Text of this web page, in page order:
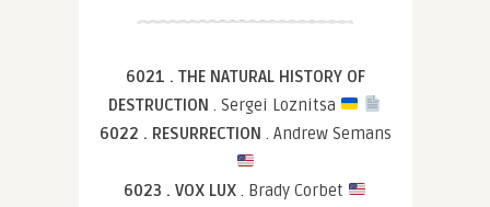
6021 . THE NATURAL HISTORY OF
DESTRUCTION . Sergei Loznitsa
6022 . RESURRECTION . Andrew Semans
6023 . VOX LUX . Brady Corbet